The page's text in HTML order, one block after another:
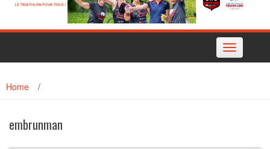
Toggle
navigation
Home /
embrunman